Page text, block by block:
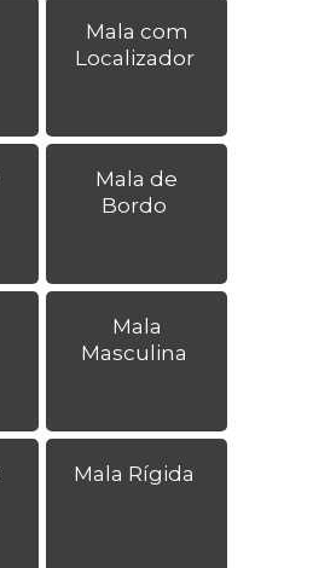
Mala com
Localizador
Mala de
Bordo
Mala
Masculina
Mala Rígida